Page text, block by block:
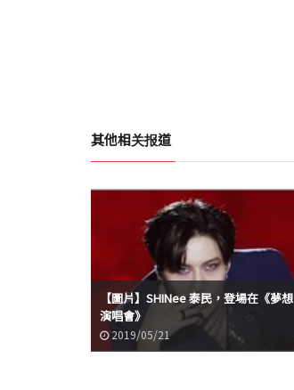
其他相关报道
【圖片】SHINee 泰民，登場在《夢想
演唱會》
2019/05/21